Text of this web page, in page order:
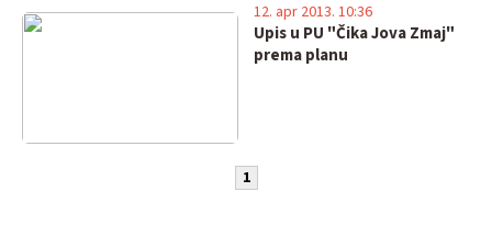
Upis u PU "Čika Jova Zmaj"
prema planu
12. apr 2013. 10:36
1